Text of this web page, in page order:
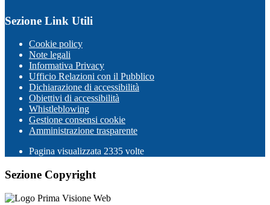
Sezione Link Utili
Cookie policy
Note legali
Informativa Privacy
Ufficio Relazioni con il Pubblico
Dichiarazione di accessibilità
Obiettivi di accessibilità
Whistleblowing
Gestione consensi cookie
Amministrazione trasparente
Pagina visualizzata 2335 volte
Sezione Copyright